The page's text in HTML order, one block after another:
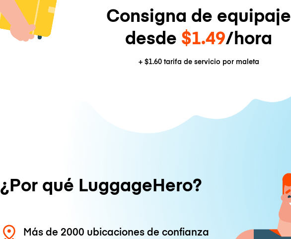
Consigna de equipaje
desde $1.49/hora
+ $1.60tarifa de servicio por maleta
¿Por qué LuggageHero?
Más de 2000 ubicaciones de confianza